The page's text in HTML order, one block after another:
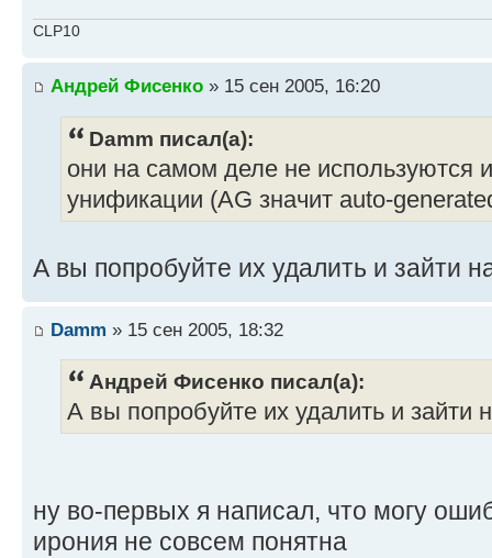
CLP10
Андрей Фисенко » 15 сен 2005, 16:20
Damm писал(а):
они на самом деле не используются
унификации (AG значит auto-
А вы попробуйте их удалить и зайти
Damm » 15 сен 2005, 18:32
Андрей Фисенко писал(а):
А вы попробуйте их удалить и зайти
ну во-первых я написал, что могу
ирония не совсем понятна